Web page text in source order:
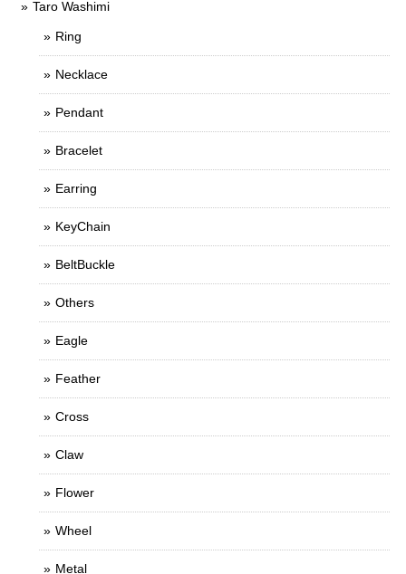
Taro Washimi
Ring
Necklace
Pendant
Bracelet
Earring
KeyChain
BeltBuckle
Others
Eagle
Feather
Cross
Claw
Flower
Wheel
Metal